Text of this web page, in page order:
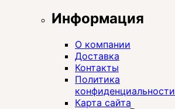
Информация
О компании
Доставка
Контакты
Политика
конфиденциальности
Карта сайта